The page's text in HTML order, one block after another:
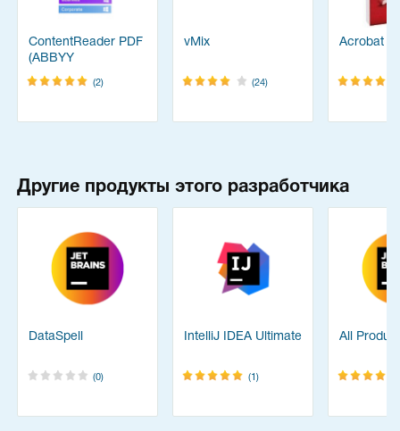
ContentReader PDF
(ABBYY
FineReader)
(2)
vMix
(24)
Acrobat
Другие продукты этого разработчика
DataSpell
(0)
IntelliJ IDEA Ultimate
(1)
All